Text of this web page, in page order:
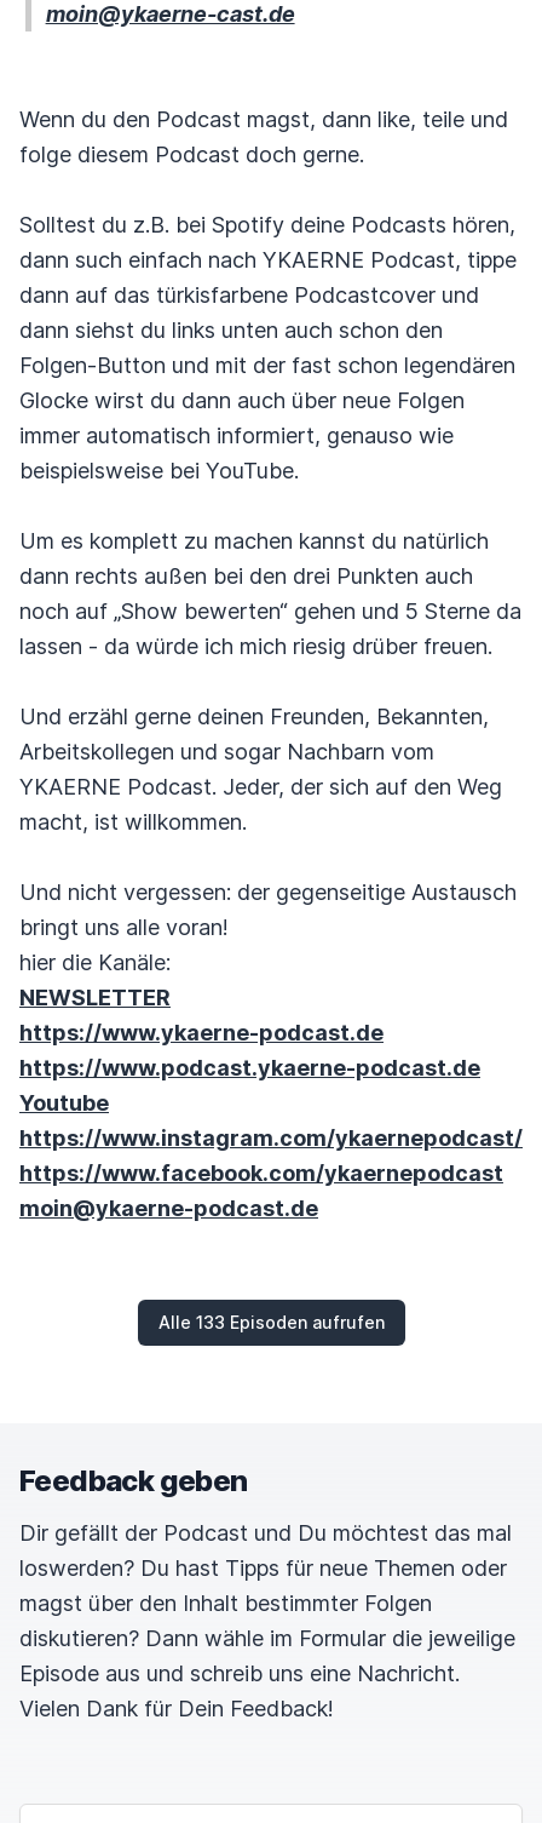
moin@ykaerne-cast.de
Wenn du den Podcast magst, dann like, teile und
folge diesem Podcast doch gerne.
Solltest du z.B. bei Spotify deine Podcasts hören,
dann such einfach nach YKAERNE Podcast, tippe
dann auf das türkisfarbene Podcastcover und
dann siehst du links unten auch schon den
Folgen-Button und mit der fast schon legendären
Glocke wirst du dann auch über neue Folgen
immer automatisch informiert, genauso wie
beispielsweise bei YouTube.
Um es komplett zu machen kannst du natürlich
dann rechts außen bei den drei Punkten auch
noch auf „Show bewerten“ gehen und 5 Sterne da
lassen - da würde ich mich riesig drüber freuen.
Und erzähl gerne deinen Freunden, Bekannten,
Arbeitskollegen und sogar Nachbarn vom
YKAERNE Podcast. Jeder, der sich auf den Weg
macht, ist willkommen.
Und nicht vergessen: der gegenseitige Austausch
bringt uns alle voran!
hier die Kanäle:
NEWSLETTER
https://www.ykaerne-podcast.de
https://www.podcast.ykaerne-podcast.de
Youtube
https://www.instagram.com/ykaernepodcast/
https://www.facebook.com/ykaernepodcast
moin@ykaerne-podcast.de
Alle 133 Episoden aufrufen
Feedback geben
Dir gefällt der Podcast und Du möchtest das mal
loswerden? Du hast Tipps für neue Themen oder
magst über den Inhalt bestimmter Folgen
diskutieren? Dann wähle im Formular die jeweilige
Episode aus und schreib uns eine Nachricht.
Vielen Dank für Dein Feedback!
NAME